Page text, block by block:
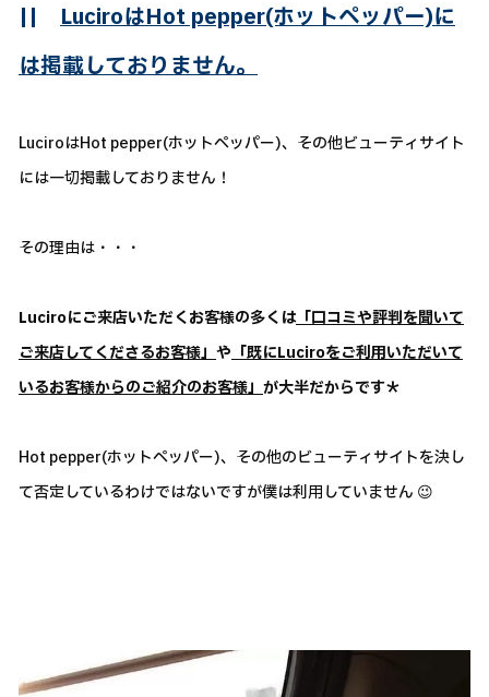
|| LuciroはHot pepper(ホットペッパー)に
は掲載しておりません。
LuciroはHot pepper(ホットペッパー)、その他ビューティサイト
には一切掲載しておりません！
その理由は・・・
Luciroにご来店いただくお客様の多くは「口コミや評判を聞いて
ご来店してくださるお客様」 や 「既にLuciroをご利用いただいて
いるお客様からのご紹介のお客様」 が大半だからです＊
Hot pepper(ホットペッパー)、その他のビューティサイトを決し
て否定しているわけではないですが僕は利用していません 😉